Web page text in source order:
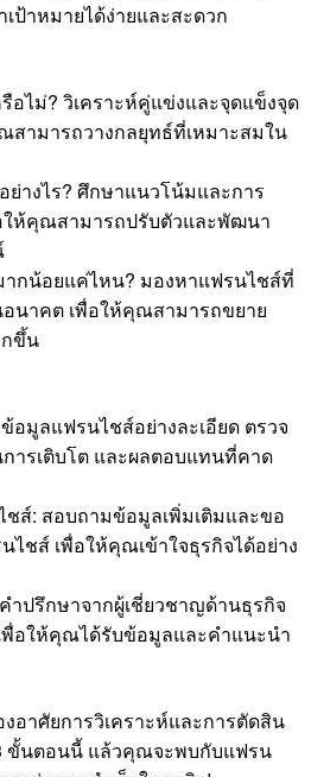
ป้าหมายได้ง่ายและสะดวก
อไม่? วิเคราะห์คู่แข่งและจุดแข็งจุด
สามารถวางกลยุทธ์ที่เหมาะสมใน
างไร? ศึกษาแนวโน้มและการ
ให้คุณสามารถปรับตัวและพัฒนา
ากน้อยแค่ไหน? มองหาแฟรนไชส์ที่
นาคต เพื่อให้คุณสามารถขยาย
กขึ้น
มูลแฟรนไชส์อย่างละเอียด ตรวจ
ารเติบโต และผลตอบแทนที่คาด
ชส์: สอบถามข้อมูลเพิ่มเติมและขอ
ไชส์ เพื่อให้คุณเข้าใจธุรกิจได้อย่าง
ำปรึกษาจากผู้เชี่ยวชาญด้านธุรกิจ
พื่อให้คุณได้รับข้อมูลและคำแนะนำ
อาศัยการวิเคราะห์และการตัดสิน
ขั้นตอนนี้ แล้วคุณจะพบกับแฟรน